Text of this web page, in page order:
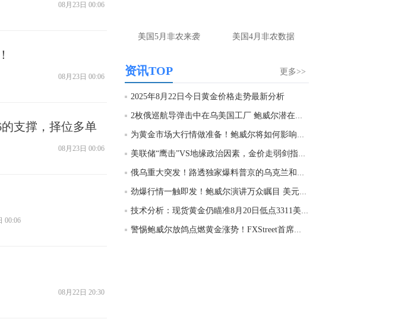
08月23日 00:06
08月23日 00:06
支撑，择位多单
08月23日 00:06
00:06
08月22日 20:30
郑氏点银：
看涨为主
方看空45以上看多可以吗
匿名网友-中金在线手机网： 老师大黄会不会
匿名网友-中金在线手机网：老师欧盘黄金到
美国5月非农来袭 美国4月非农数据
更多>>
资讯TOP
2025年8月22日今日黄金价格走势最新分析
2枚俄巡航导弹击中在乌美国工厂 鲍威尔潜在继任...
为黄金市场大行情做准备！鲍威尔将如何影响金价...
美联储“鹰击”VS地缘政治因素，金价走弱剑指33...
俄乌重大突发！路透独家爆料普京的乌克兰和平协...
劲爆行情一触即发！鲍威尔演讲万众瞩目 美元指...
技术分析：现货黄金仍瞄准8月20日低点3311美元
警惕鲍威尔放鸽点燃黄金涨势！FXStreet首席分析...